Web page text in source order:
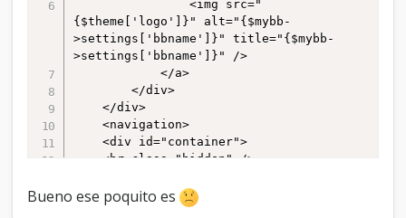
{$theme['logo']}" alt="{$mybb-
>settings['bbname']}" title="{$mybb-
>settings['bbname']}" />
		{$pm_notice}
		{$bannedwarning}
Bueno ese poquito es